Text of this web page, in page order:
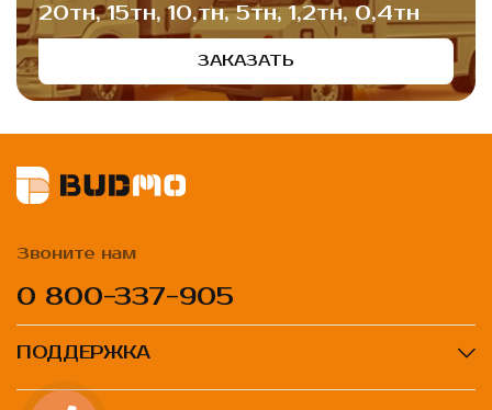
20тн, 15тн, 10,тн, 5тн, 1,2тн, 0,4тн
ЗАКАЗАТЬ
Звоните нам
0 800-337-905
ПОДДЕРЖКА